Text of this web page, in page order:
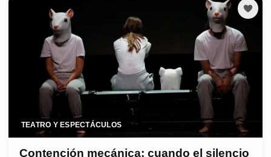
TEATRO Y ESPECTÁCULOS
Contención mecánica: cuando el silencio